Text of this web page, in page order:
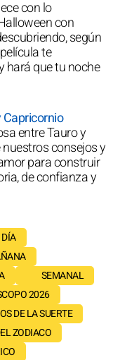
con lo
con
según
te
hará que tu noche
entre Tauro y
consejos y
para construir
de confianza y
SEMANAL
2026
DE LA SUERTE
ZODIACO